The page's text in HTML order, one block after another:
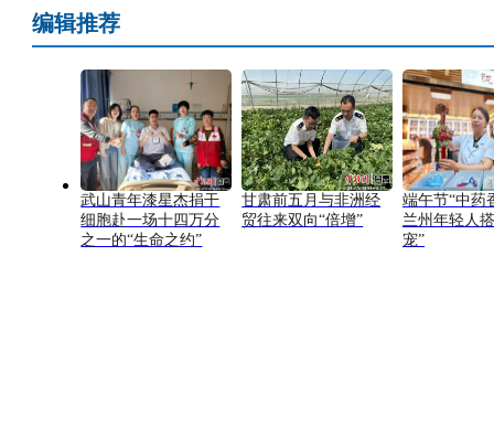
编辑推荐
武山青年漆星杰捐干
细胞赴一场十四万分
之一的“生命之约”
甘肃前五月与非洲经
贸往来双向“倍增”
端午节“中药
兰州年轻人
宠”